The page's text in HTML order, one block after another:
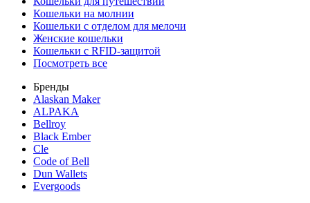
Кошельки на молнии
Кошельки с отделом для мелочи
Женские кошельки
Кошельки с RFID-защитой
Посмотреть все
Бренды
Alaskan Maker
ALPAKA
Bellroy
Black Ember
Cle
Code of Bell
Dun Wallets
Evergoods